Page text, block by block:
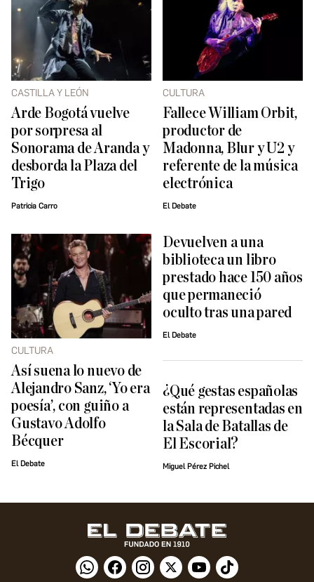
CASTILLA Y LEÓN
Arde Bogotá vuelve
por sorpresa al
Sonorama de Aranda y
desborda la Plaza del
Trigo
Patricia Carro
CULTURA
Fallece William Orbit,
productor de
Madonna, Blur y U2 y
referente de la música
electrónica
El Debate
CULTURA
Así suena lo nuevo de
Alejandro Sanz, ‘Yo era
poesía’, con guiño a
Gustavo Adolfo
Bécquer
El Debate
Devuelven a una
biblioteca un libro
prestado hace 150 años
que permaneció
oculto tras una pared
El Debate
¿Qué gestas españolas
están representadas en
la Sala de Batallas de
El Escorial?
Miguel Pérez Pichel